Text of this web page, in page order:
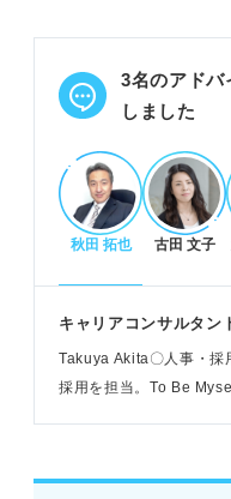
面接官は入社意欲
貢献とは企業があ
POINT：自分の強
たらすか具体的に
説得力ある回答の作
自分の強みと企業
説得力ある強み、
が重要。
今後の事業展開に
例：語学力で海外
3名のアドバ
しました
秋田 拓也 古田 文子
キャリアコンサルタン
Takuya Akita〇人事・採
採用を担当。To Be